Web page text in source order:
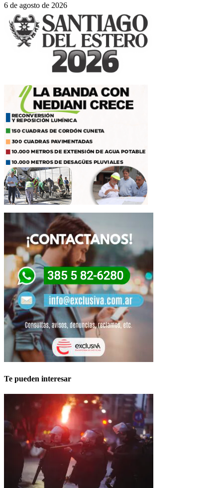
6 de agosto de 2026
Te pueden interesar